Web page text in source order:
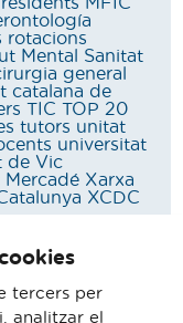
rotacions
Mental
Sanitat
general
catalana de
TIC TOP 20
tutors unitat
universitat
de Vic
Mercadé Xarxa
XCDC
tercers per
analitzar el